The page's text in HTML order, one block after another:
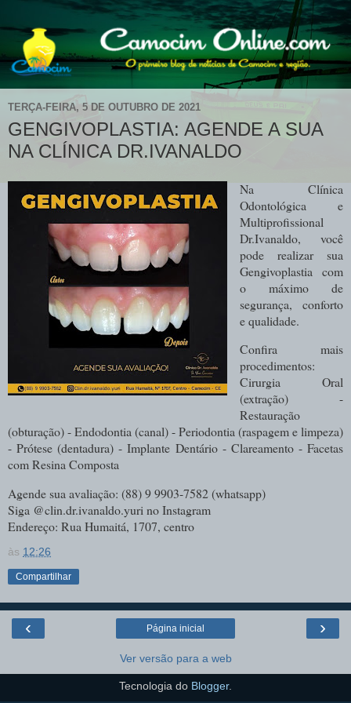
TERÇA-FEIRA, 5 DE OUTUBRO DE 2021
GENGIVOPLASTIA: AGENDE A SUA
NA CLÍNICA DR.IVANALDO
Na Clínica
Odontológica e
Multiprofissional
Dr.Ivanaldo, você
pode realizar sua
Gengivoplastia com
o máximo de
segurança, conforto
e qualidade.
Confira mais
procedimentos:
Cirurgia Oral
(extração) -
Restauração
(obturação) - Endodontia (canal) - Periodontia (raspagem e limpeza)
- Prótese (dentadura) - Implante Dentário - Clareamento - Facetas
com Resina Composta
Agende sua avaliação: (88) 9 9903-7582 (whatsapp)
Siga @clin.dr.ivanaldo.yuri no Instagram
Endereço: Rua Humaitá, 1707, centro
às 12:26
Compartilhar
‹ ›
Página inicial
Ver versão para a web
Tecnologia do Blogger.